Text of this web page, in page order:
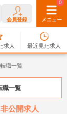
会員登録 メニュー
0
求人
0
最近見た求人
職一覧
職一覧
非公開求人